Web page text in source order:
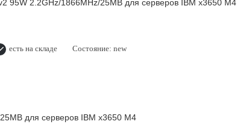
95W 2.2GHz/1866MHz/25MB для серверов IBM x3650 M4
есть на складе Состояние: new
для серверов IBM x3650 M4